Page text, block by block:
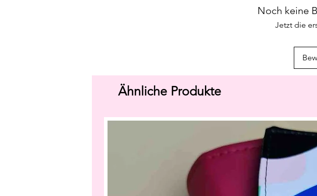
Noch keine
Jetzt die
Ähnliche Produkte